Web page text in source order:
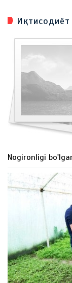
Иқтисодиёт
Nogironligi